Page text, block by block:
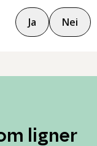
Ja Nei
ligner